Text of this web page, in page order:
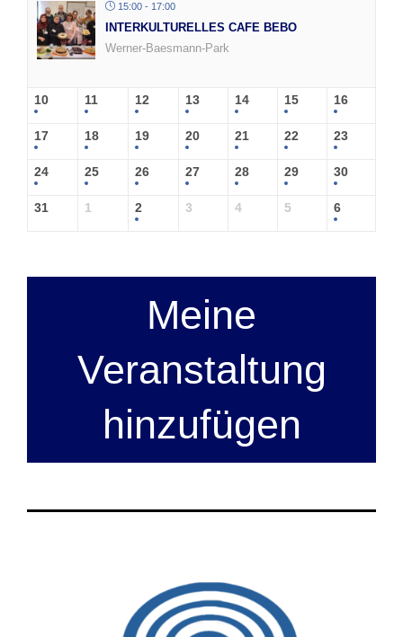
15:00 - 17:00
INTERKULTURELLES CAFE BEBO
Werner-Baesmann-Park
10 11 12 13 14 15 16
17 18 19 20 21 22 23
24 25 26 27 28 29 30
31 1 2 3 4 5 6
Meine
Veranstaltung
hinzufügen